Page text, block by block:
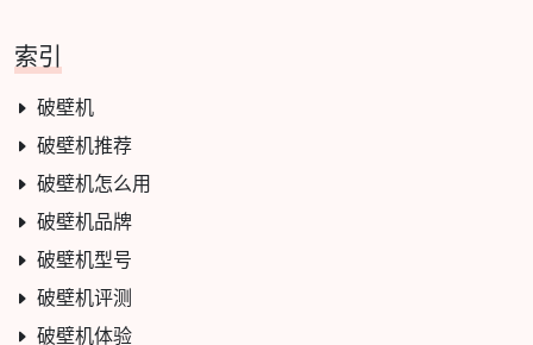
索引
破壁机
破壁机推荐
破壁机怎么用
破壁机品牌
破壁机型号
破壁机评测
破壁机体验